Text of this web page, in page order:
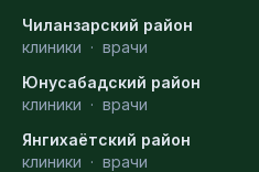
Чиланзарский район
клиники · врачи
Юнусабадский район
клиники · врачи
Янгихаётский район
клиники · врачи